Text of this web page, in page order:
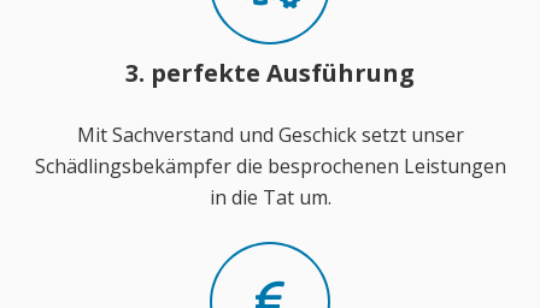
3. perfekte Ausführung
Mit Sachverstand und Geschick setzt unser
Schädlingsbekämpfer die besprochenen Leistungen
in die Tat um.